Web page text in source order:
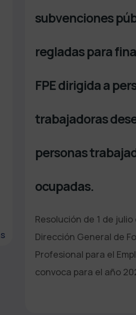
subvenciones
regladas para
FPE dirigida a
trabajadoras
personas
ocupadas.
Resolución de 1 de
Dirección General de
Profesional para el
convoca para el año